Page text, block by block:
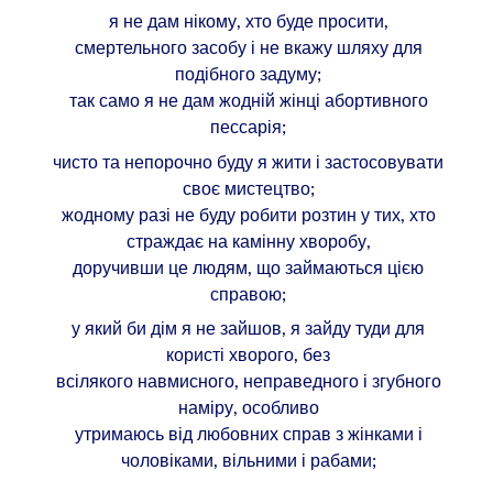
я не дам нікому, хто буде просити,
смертельного засобу і не вкажу шляху для
подібного задуму;
так само я не дам жодній жінці абортивного
пессарія;
чисто та непорочно буду я жити і застосовувати
своє мистецтво;
жодному разі не буду робити розтин у тих, хто
страждає на камінну хворобу,
доручивши це людям, що займаються цією
справою;
у який би дім я не зайшов, я зайду туди для
користі хворого, без
всілякого навмисного, неправедного і згубного
наміру, особливо
утримаюсь від любовних справ з жінками і
чоловіками, вільними і рабами;